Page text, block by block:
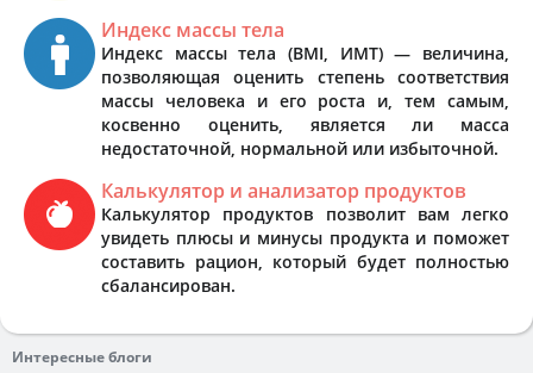
Индекс массы тела
Индекс массы тела (BMI, ИМТ) — величина,
позволяющая оценить степень соответствия
массы человека и его роста и, тем самым,
косвенно оценить, является ли масса
недостаточной, нормальной или избыточной.
Калькулятор и анализатор продуктов
Калькулятор продуктов позволит вам легко
увидеть плюсы и минусы продукта и поможет
составить рацион, который будет полностью
сбалансирован.
Интересные блоги